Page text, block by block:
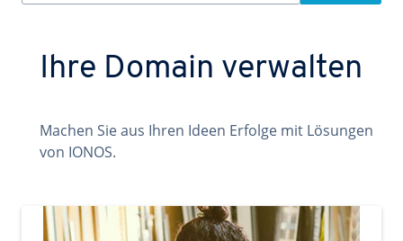
Ihre Domain verwalten
Machen Sie aus Ihren Ideen Erfolge mit Lösungen
von IONOS.